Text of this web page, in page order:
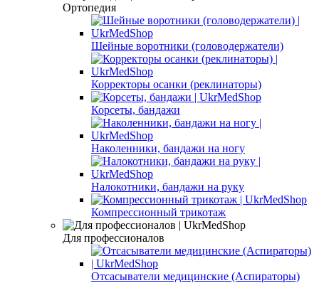
Ортопедия
Шейные воротники (головодержатели)
Корректоры осанки (реклинаторы)
Корсеты, бандажи
Наколенники, бандажи на ногу
Налокотники, бандажи на руку
Компрессионный трикотаж
Для профессионалов
Отсасыватели медицинские (Аспираторы)